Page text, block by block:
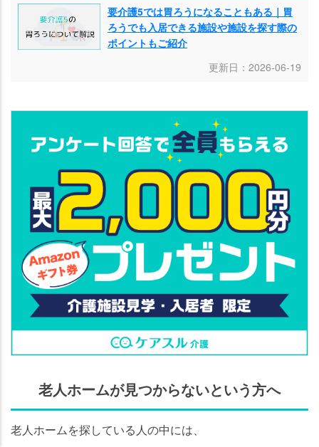
要介護5では胃ろうになることもある｜胃
ろうでも入居できる施設や施設を探す際の
ポイントもご紹介
更新日：2026-06-19
老人ホームが見つからないという方へ
老人ホームを探している人の中には、
老人ホームの 知りたいことがわかる
老人ホームの 知りたいことがわかる